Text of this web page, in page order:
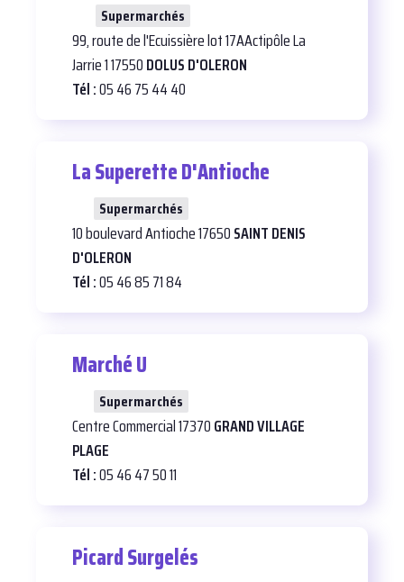
Supermarchés
99, route de l'Ecuissière lot 17AActipôle La
Jarrie 1 17550DOLUS D'OLERON
Tél :05 46 75 44 40
La Superette D'Antioche
Supermarchés
10 boulevard Antioche 17650SAINT DENIS
D'OLERON
Tél :05 46 85 71 84
Marché U
Supermarchés
Centre Commercial 17370GRAND VILLAGE
PLAGE
Tél :05 46 47 50 11
Picard Surgelés